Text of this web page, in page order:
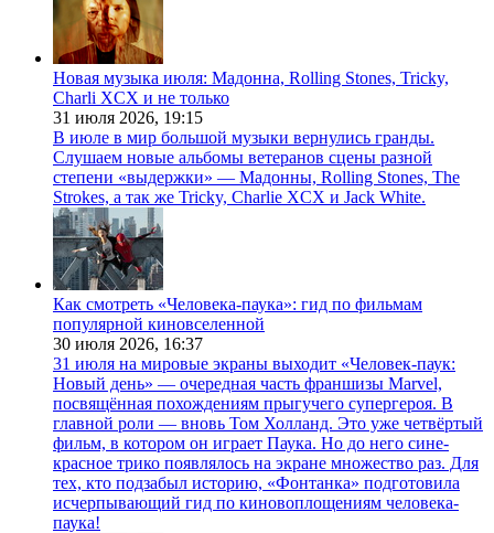
Новая музыка июля: Мадонна, Rolling Stones, Tricky,
Charli XCX и не только
31 июля 2026, 19:15
В июле в мир большой музыки вернулись гранды.
Слушаем новые альбомы ветеранов сцены разной
степени «выдержки» — Мадонны, Rolling Stones, The
Strokes, а так же Tricky, Charlie XCX и Jack White.
Как смотреть «Человека-паука»: гид по фильмам
популярной киновселенной
30 июля 2026, 16:37
31 июля на мировые экраны выходит «Человек-паук:
Новый день» — очередная часть франшизы Marvel,
посвящённая похождениям прыгучего супергероя. В
главной роли — вновь Том Холланд. Это уже четвёртый
фильм, в котором он играет Паука. Но до него сине-
красное трико появлялось на экране множество раз. Для
тех, кто подзабыл историю, «Фонтанка» подготовила
исчерпывающий гид по киновоплощениям человека-
паука!